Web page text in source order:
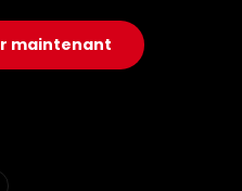
maintenant